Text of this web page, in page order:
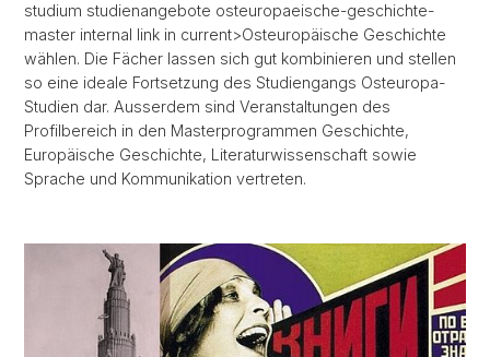
studium studienangebote osteuropaeische-geschichte-
master internal link in current>Osteuropäische Geschichte
wählen. Die Fächer lassen sich gut kombinieren und stellen
so eine ideale Fortsetzung des Studiengangs Osteuropa-
Studien dar. Ausserdem sind Veranstaltungen des
Profilbereich in den Masterprogrammen Geschichte,
Europäische Geschichte, Literaturwissenschaft sowie
Sprache und Kommunikation vertreten.